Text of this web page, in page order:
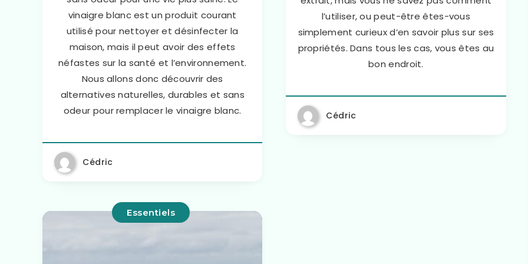
vinaigre blanc est un produit courant
utilisé pour nettoyer et désinfecter la
maison, mais il peut avoir des effets
néfastes sur la santé et l’environnement.
Nous allons donc découvrir des
alternatives naturelles, durables et sans
odeur pour remplacer le vinaigre blanc.
Cédric
l’utiliser, ou peut-être êtes-vous
simplement curieux d’en savoir plus sur ses
propriétés. Dans tous les cas, vous êtes au
bon endroit.
Cédric
Essentiels